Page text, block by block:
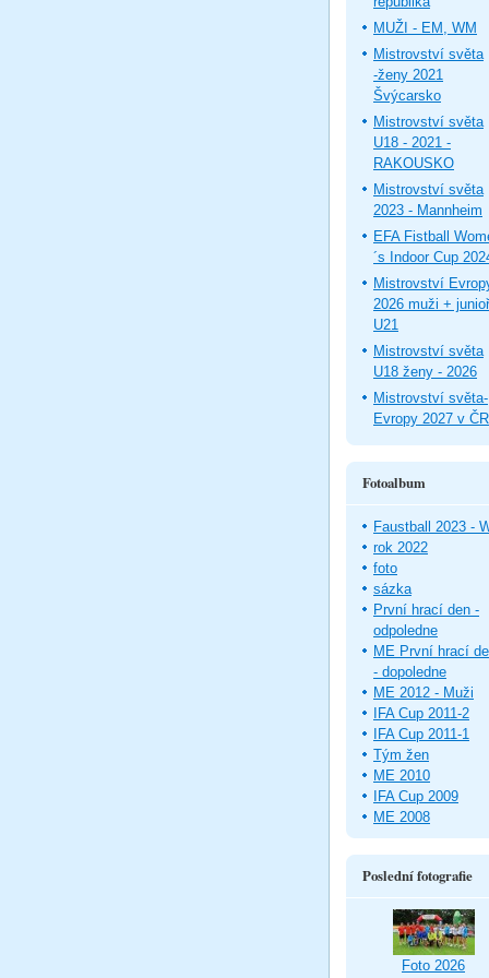
MUŽI - EM, WM
Mistrovství světa
-ženy 2021
Švýcarsko
Mistrovství světa
U18 - 2021 -
RAKOUSKO
Mistrovství světa
2023 - Mannheim
EFA Fistball
´s Indoor Cup
Mistrovství
2026 muži +
U21
Mistrovství světa
U18 ženy - 2026
Mistrovství světa-
Evropy 2027 v ČR
Fotoalbum
Faustball 2023 -
rok 2022
foto
sázka
První hrací den -
odpoledne
ME První hrací
- dopoledne
ME 2012 - Muži
IFA Cup 2011-2
IFA Cup 2011-1
Tým žen
ME 2010
IFA Cup 2009
ME 2008
Poslední fotografie
Foto 2026